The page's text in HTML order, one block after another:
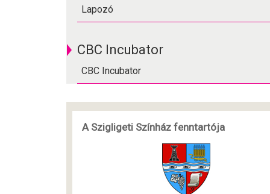
Lapozó
CBC Incubator
CBC Incubator
A Szigligeti Színház fenntartója